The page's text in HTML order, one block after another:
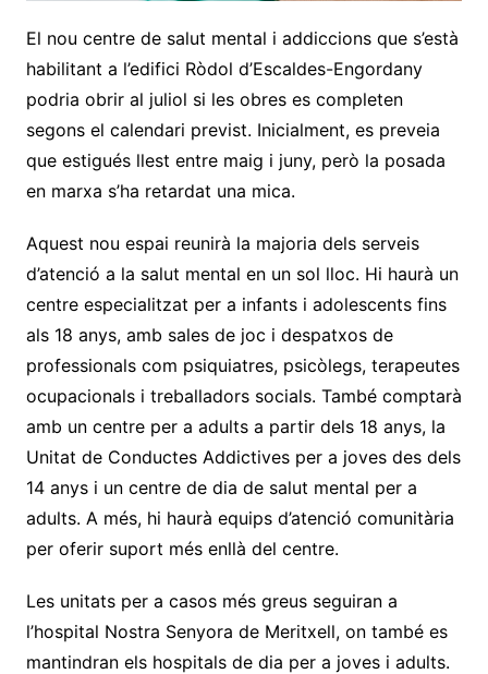
El nou centre de salut mental i addiccions que s’està
habilitant a l’edifici Ròdol d’Escaldes-Engordany
podria obrir al juliol si les obres es completen
segons el calendari previst. Inicialment, es preveia
que estigués llest entre maig i juny, però la posada
en marxa s’ha retardat una mica.
Aquest nou espai reunirà la majoria dels serveis
d’atenció a la salut mental en un sol lloc. Hi haurà un
centre especialitzat per a infants i adolescents fins
als 18 anys, amb sales de joc i despatxos de
professionals com psiquiatres, psicòlegs, terapeutes
ocupacionals i treballadors socials. També comptarà
amb un centre per a adults a partir dels 18 anys, la
Unitat de Conductes Addictives per a joves des dels
14 anys i un centre de dia de salut mental per a
adults. A més, hi haurà equips d’atenció comunitària
per oferir suport més enllà del centre.
Les unitats per a casos més greus seguiran a
l’hospital Nostra Senyora de Meritxell, on també es
mantindran els hospitals de dia per a joves i adults.